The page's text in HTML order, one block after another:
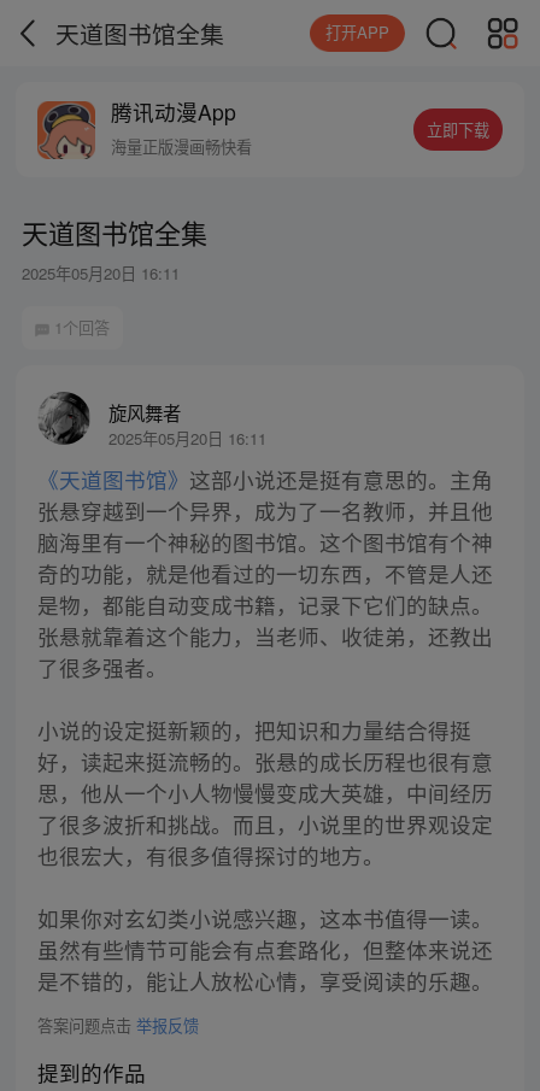
天道图书馆全集 打开APP
腾讯动漫App
海量正版漫画畅快看
立即下载
天道图书馆全集
2025年05月20日 16:11
1个回答
旋风舞者
2025年05月20日 16:11
《天道图书馆》 这部小说还是挺有意思的。主角
张悬穿越到一个异界，成为了一名教师，并且他
脑海里有一个神秘的图书馆。这个图书馆有个神
奇的功能，就是他看过的一切东西，不管是人还
是物，都能自动变成书籍，记录下它们的缺点。
张悬就靠着这个能力，当老师、收徒弟，还教出
了很多强者。
小说的设定挺新颖的，把知识和力量结合得挺
好，读起来挺流畅的。张悬的成长历程也很有意
思，他从一个小人物慢慢变成大英雄，中间经历
了很多波折和挑战。而且，小说里的世界观设定
也很宏大，有很多值得探讨的地方。
如果你对玄幻类小说感兴趣，这本书值得一读。
虽然有些情节可能会有点套路化，但整体来说还
是不错的，能让人放松心情，享受阅读的乐趣。
答案问题点击 举报反馈
提到的作品